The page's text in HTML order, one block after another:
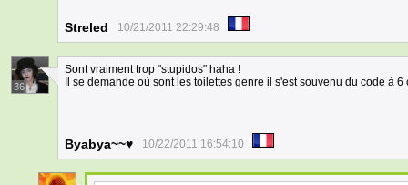
Streled 10/21/2011 22:29:48
36
Sont vraiment trop "stupidos" haha !
Il se demande où sont les toilettes genre il s'est souvenu du code à 6
Byabya~~♥ 10/22/2011 16:54:10